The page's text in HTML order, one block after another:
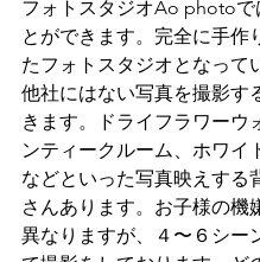
フォトスタジオAo photoで
とができます。完全に手作
たフォトスタジオとなって
他社にはない写真を撮影す
きます。ドライフラワーウ
ンティークルーム、ホワイ
などといった写真映えする
さんあります。お子様の機
異なりますが、４〜６シー